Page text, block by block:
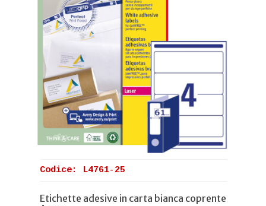
Codice: L4761-25
Etichette adesive in carta bianca coprente